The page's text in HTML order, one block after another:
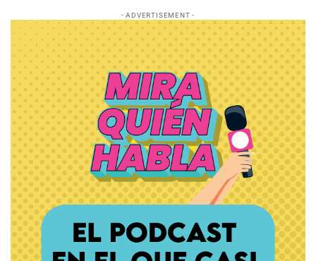
- ADVERTISEMENT -